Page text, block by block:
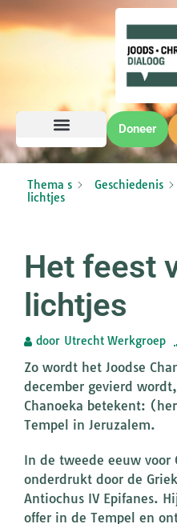
Doneer
Thema s Geschiedenis
lichtjes
Het feest
lichtjes
door Utrecht Werkgroep
Zo wordt het Joodse
december gevierd
Chanoeka betekent:
Tempel in Jeruzalem.
In de tweede eeuw voor
onderdrukt door de
Antiochus IV Epifanes.
offer in de Tempel en